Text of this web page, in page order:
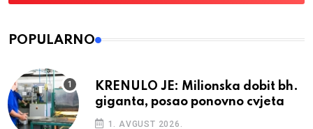
POPULARNO
KRENULO JE: Milionska dobit bh.
giganta, posao ponovno cvjeta
1. AVGUST 2026.